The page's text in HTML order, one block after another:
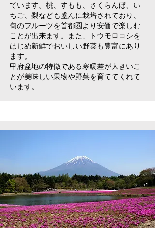
ています。桃、すもも、さくらんぼ、い
ちご、梨なども盛んに栽培されており、
旬のフルーツを首都圏より安価で楽しむ
ことが出来ます。また、トウモロコシを
はじめ新鮮でおいしい野菜も豊富にあり
ます。
​甲府盆地の特徴である寒暖差が大きいこ
とが美味しい果物や野菜を育ててくれて
います。